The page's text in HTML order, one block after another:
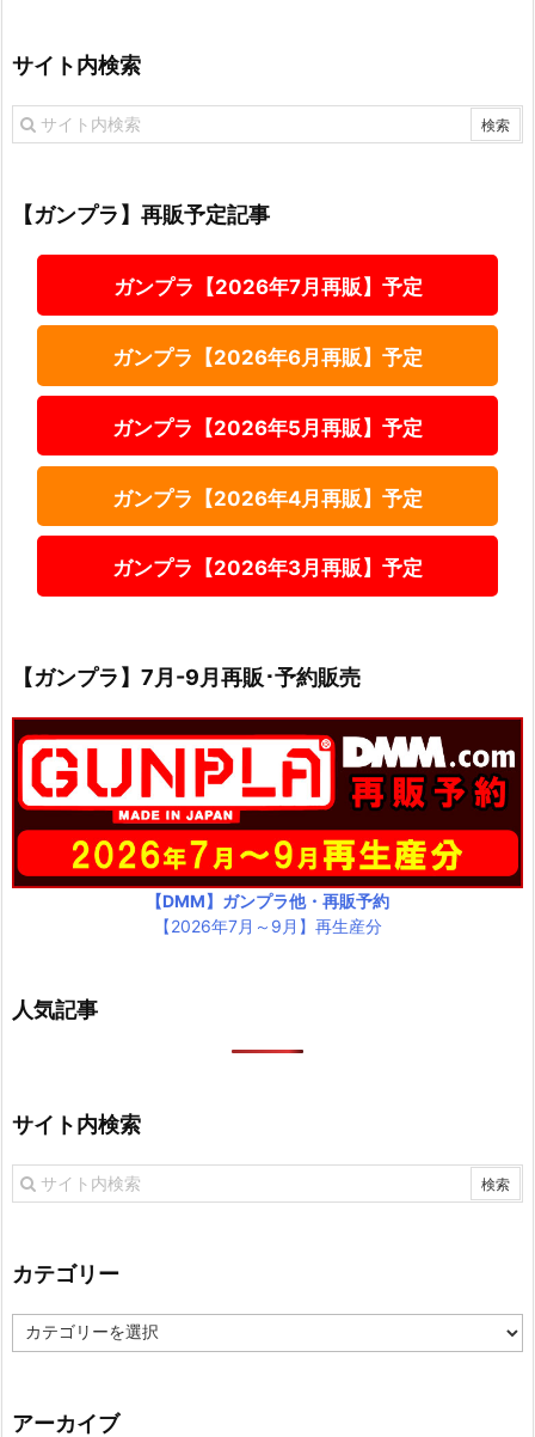
サイト内検索
【ガンプラ】再販予定記事
ガンプラ【2026年7月再販】予定
ガンプラ【2026年6月再販】予定
ガンプラ【2026年5月再販】予定
ガンプラ【2026年4月再販】予定
ガンプラ【2026年3月再販】予定
【ガンプラ】7月-9月再販･予約販売
【DMM】ガンプラ他・再販予約
【2026年7月～9月】再生産分
人気記事
サイト内検索
カテゴリー
カ
テ
ー
アーカイブ